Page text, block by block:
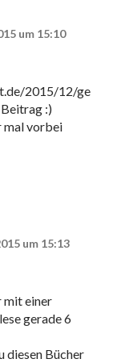
um 15:10
2015/12/ge
:)
mal vorbei
um 15:13
mit einer
gerade 6
diesen Bücher